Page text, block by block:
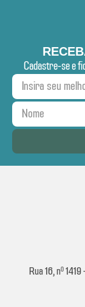
Cadastre-se e
Rua 16, nº